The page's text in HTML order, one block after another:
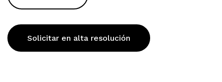
Solicitar en alta resolución